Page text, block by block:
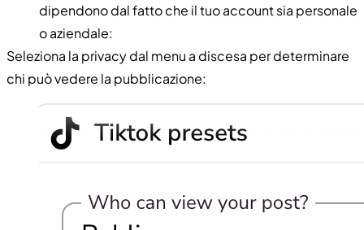
dipendono dal fatto che il tuo account sia personale
o aziendale:
Seleziona la privacy dal menu a discesa per determinare
chi può vedere la pubblicazione: